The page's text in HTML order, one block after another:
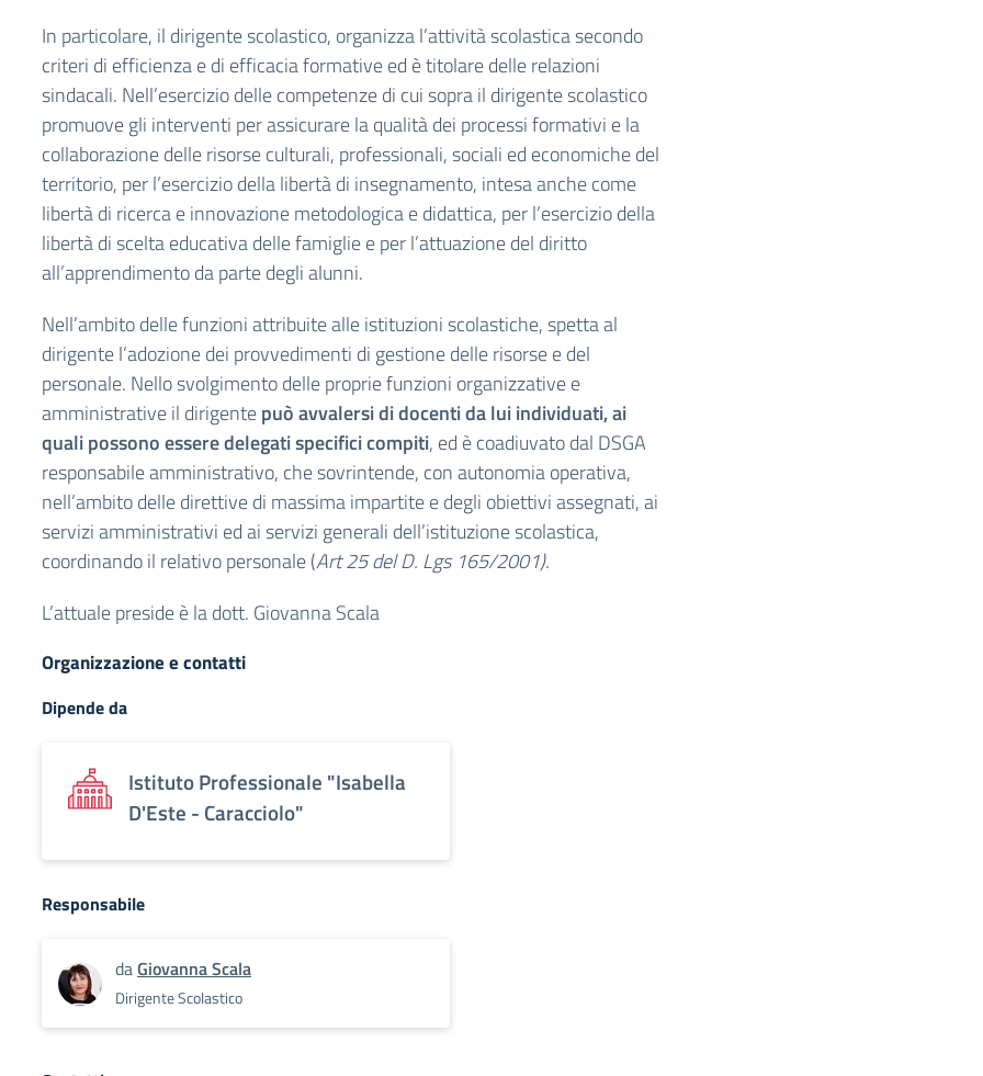
In particolare, il dirigente scolastico, organizza l’attività scolastica secondo
criteri di efficienza e di efficacia formative ed è titolare delle relazioni
sindacali. Nell’esercizio delle competenze di cui sopra il dirigente scolastico
promuove gli interventi per assicurare la qualità dei processi formativi e la
collaborazione delle risorse culturali, professionali, sociali ed economiche del
territorio, per l’esercizio della libertà di insegnamento, intesa anche come
libertà di ricerca e innovazione metodologica e didattica, per l’esercizio della
libertà di scelta educativa delle famiglie e per l’attuazione del diritto
all’apprendimento da parte degli alunni.
Nell’ambito delle funzioni attribuite alle istituzioni scolastiche, spetta al
dirigente l’adozione dei provvedimenti di gestione delle risorse e del
personale. Nello svolgimento delle proprie funzioni organizzative e
amministrative il dirigentepuò avvalersi di docenti da lui individuati, ai
quali possono essere delegati specifici compiti, ed è coadiuvato dal DSGA
responsabile amministrativo, che sovrintende, con autonomia operativa,
nell’ambito delle direttive di massima impartite e degli obiettivi assegnati, ai
servizi amministrativi ed ai servizi generali dell’istituzione scolastica,
coordinando il relativo personale (Art 25 del D. Lgs 165/2001).
L’attuale preside è la dott. Giovanna Scala
Organizzazione e contatti
Dipende da
Istituto Professionale "Isabella
D'Este - Caracciolo"
Responsabile
daGiovanna Scala
Dirigente Scolastico